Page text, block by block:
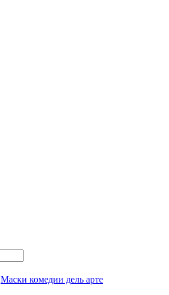
Маски комедии дель арте